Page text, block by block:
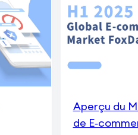
Aperçu du
de